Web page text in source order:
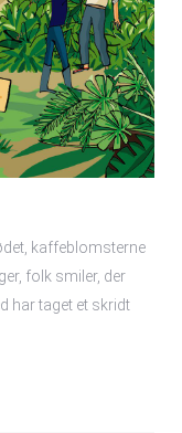
kaffeblomsterne
folk smiler, der
har taget et skridt